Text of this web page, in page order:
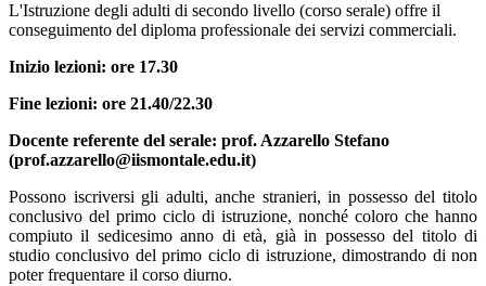
L'Istruzione degli adulti di secondo livello (corso serale) offre il
conseguimento del diploma professionale dei servizi commerciali.
Inizio lezioni: ore 17.30
Fine lezioni: ore 21.40/22.30
Docente referente del serale: prof. Azzarello Stefano
(prof.azzarello@iismontale.edu.it)
Possono iscriversi gli adulti, anche stranieri, in possesso del titolo
conclusivo del primo ciclo di istruzione, nonché coloro che hanno
compiuto il sedicesimo anno di età, già in possesso del titolo di
studio conclusivo del primo ciclo di istruzione, dimostrando di non
poter frequentare il corso diurno.